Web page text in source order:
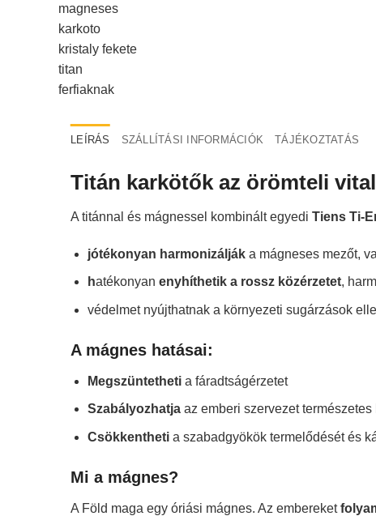
LEÍRÁS SZÁLLÍTÁSI INFORMÁCIÓK TÁJÉKOZTATÁS
Titán karkötők az örömteli
A titánnal és mágnessel kombinált egyedi Tiens Ti-
jótékonyan harmonizáljáka mágneses mezőt,
hatékonyan enyhíthetik a rossz közérzetet,
védelmet nyújthatnak a környezeti sugárzások
A mágnes hatásai:
Megszüntetheti a fáradtságérzetet
Szabályozhatjaaz emberi szervezet
Csökkenthetia szabadgyökök termelődését és
Mi a mágnes?
A Föld maga egy óriási mágnes. Az embereket